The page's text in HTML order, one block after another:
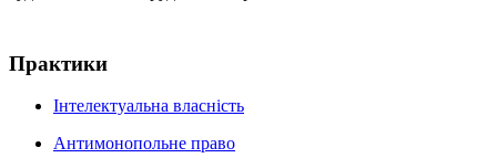
Практики
Інтелектуальна власність
Антимонопольне право